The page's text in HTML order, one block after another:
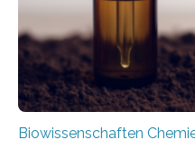
Mückenlarve aus dem
Biowissenschaften